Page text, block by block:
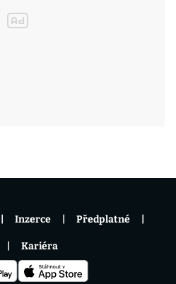
Inzerce Předplatné
Kariéra